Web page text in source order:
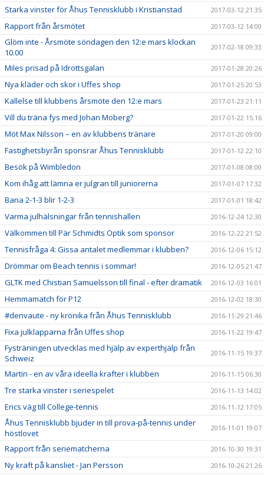
Starka vinster för Åhus Tennisklubb i Kristianstad 2017-03-12 21:35
Rapport från årsmötet 2017-03-12 14:00
Glöm inte - Årsmöte söndagen den 12:e mars klockan
10.00
2017-02-18 09:33
Miles prisad på Idrottsgalan 2017-01-28 20:26
Nya kläder och skor i Uffes shop 2017-01-25 20:53
Kallelse till klubbens årsmöte den 12:e mars 2017-01-23 21:11
Vill du träna fys med Johan Moberg? 2017-01-22 15:16
Möt Max Nilsson – en av klubbens tränare 2017-01-20 09:00
Fastighetsbyrån sponsrar Åhus Tennisklubb 2017-01-12 22:10
Besök på Wimbledon 2017-01-08 08:00
Kom ihåg att lämna er julgran till juniorerna 2017-01-07 17:32
Bana 2-1-3 blir 1-2-3 2017-01-01 18:42
Varma julhälsningar från tennishallen 2016-12-24 12:30
Välkommen till Pär Schmidts Optik som sponsor 2016-12-22 21:52
Tennisfråga 4: Gissa antalet medlemmar i klubben? 2016-12-06 15:12
Drömmar om Beach tennis i sommar! 2016-12-05 21:47
GLTK med Chistian Samuelsson till final - efter dramatik 2016-12-03 16:01
Hemmamatch för P12 2016-12-02 18:30
#denvaute - ny krönika från Åhus Tennisklubb 2016-11-29 21:46
Fixa julklapparna från Uffes shop 2016-11-22 19:47
Fysträningen utvecklas med hjälp av experthjälp från
Schweiz
2016-11-15 19:37
Martin - en av våra ideella krafter i klubben 2016-11-15 06:30
Tre starka vinster i seriespelet 2016-11-13 14:02
Erics väg till College-tennis 2016-11-12 17:05
Åhus Tennisklubb bjuder in till prova-på-tennis under
höstlovet
2016-11-01 19:07
Rapport från seriematcherna 2016-10-30 19:31
Ny kraft på kansliet - Jan Persson 2016-10-26 21:26